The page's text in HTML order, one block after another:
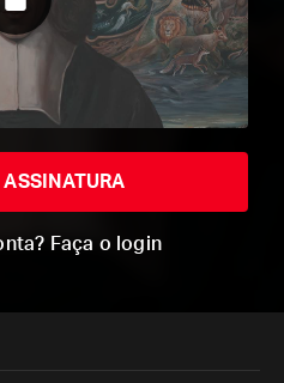
ASSINATURA
Faça o login